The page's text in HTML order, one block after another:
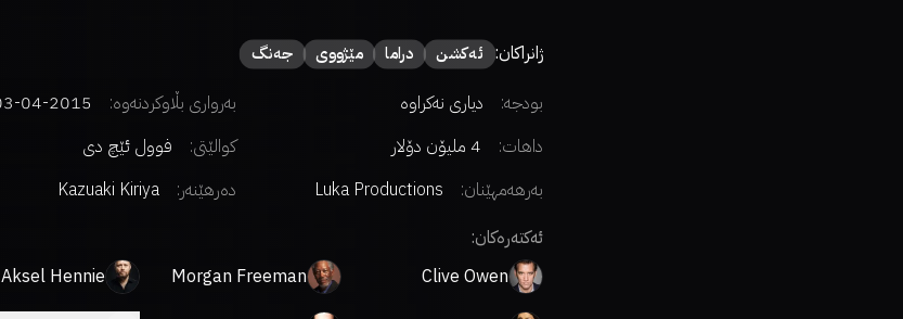
ژانراکان: ئەكشن دراما مێژووی جەنگ
بودجە: دیاری نەکراوە بەرواری بڵاوکردنەوە:
2015-04-03
داهات:
4 ملیۆن دۆلار کوالێتی:
فوول ئێچ دی
بەرهەمهێنان:
Luka Productions دەرهێنەر:
Kazuaki Kiriya
ئەکتەرەکان:
Clive Owen
Morgan Freeman
Aksel Hennie